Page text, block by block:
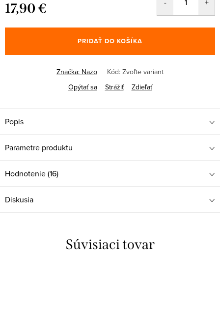
17,90 €
cena:
PRIDAŤ DO KOŠÍKA
Značka: Nazo Kód: Zvoľte variant
Opýtať sa
Strážiť Zdieľať
Popis
Parametre produktu
Hodnotenie (16)
Diskusia
Súvisiaci tovar